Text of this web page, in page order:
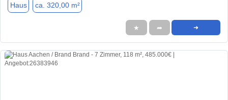
Haus ca. 320,00 m²
★ ➦ ➜